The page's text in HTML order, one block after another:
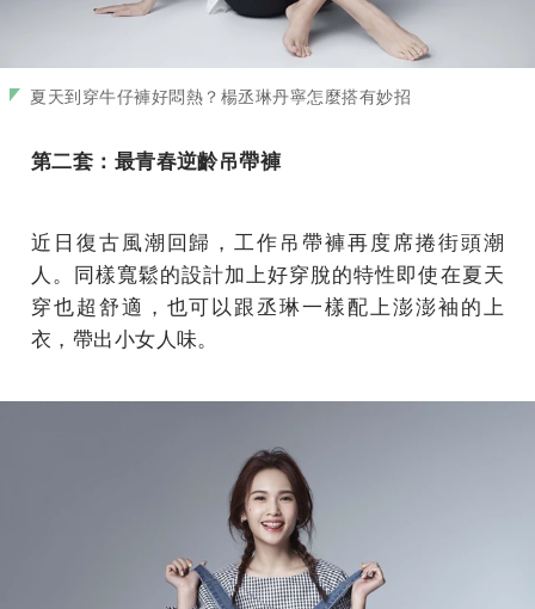
夏天到穿牛仔褲好悶熱？楊丞琳丹寧怎麼搭有妙招
第二套：最青春逆齡吊帶褲
近日復古風潮回歸，工作吊帶褲再度席捲街頭潮
人。同樣寬鬆的設計加上好穿脫的特性即使在夏天
穿也超舒適，也可以跟丞琳一樣配上澎澎袖的上
衣，帶出小女人味。